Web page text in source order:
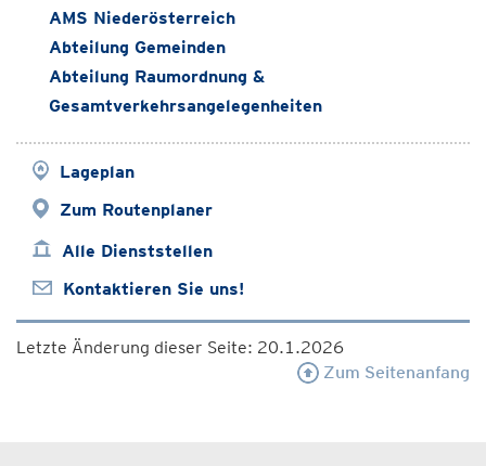
AMS Niederösterreich
Abteilung Gemeinden
Abteilung Raumordnung &
Gesamtverkehrsangelegenheiten
Lageplan
Zum Routenplaner
Alle Dienststellen
Kontaktieren Sie uns!
Letzte Änderung dieser Seite: 20.1.2026
Zum Seitenanfang